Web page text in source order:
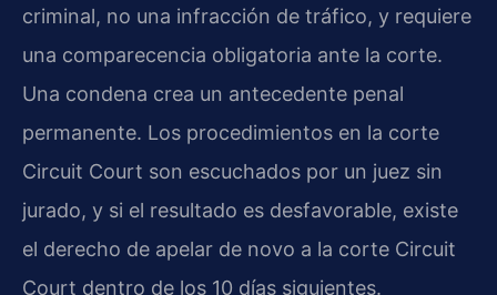
criminal, no una infracción de tráfico, y requiere
una comparecencia obligatoria ante la corte.
Una condena crea un antecedente penal
permanente. Los procedimientos en la corte
Circuit Court son escuchados por un juez sin
jurado, y si el resultado es desfavorable, existe
el derecho de apelar de novo a la corte Circuit
Court dentro de los 10 días siguientes.